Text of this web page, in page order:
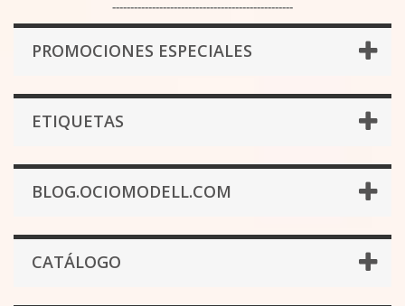
--------------------------------------------------
PROMOCIONES ESPECIALES
ETIQUETAS
BLOG.OCIOMODELL.COM
CATÁLOGO